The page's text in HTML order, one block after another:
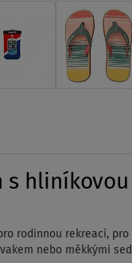
s
rodinnou rekreaci,
nebo měkkými